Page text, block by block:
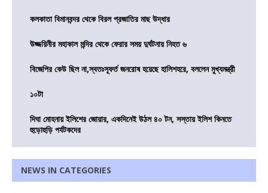
কলকাতা বিমানবন্দর থেকে বিরল প্রজাতির মাছ উদ্ধার
উজ্জয়িনীর মহাকাল মন্দির থেকে ফেরার সময় দুর্ঘটনায় নিহত ৬
বিজেপির কেউ ছিল না,স্বতঃস্ফূর্ত জনরোষ হয়েছে হালিশহরে, বললেন মুখ্যমন্ত্রী
১০টা
দিঘা মোহনায় ইলিশের জোয়ার, একদিনেই উঠল ৪০ টন, সস্তায় ইলিশ কিনতে
হুড়োহুড়ি পর্যটকদের
NEWS IN CATEGORIES